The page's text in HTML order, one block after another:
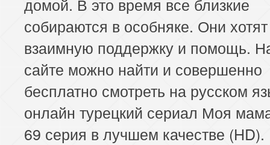
собираются в особняке. Они хотят
взаимную поддержку и помощь.
сайте можно найти и совершенно
бесплатно смотреть на русском
онлайн турецкий сериал Моя
69 серия в лучшем качестве (HD).